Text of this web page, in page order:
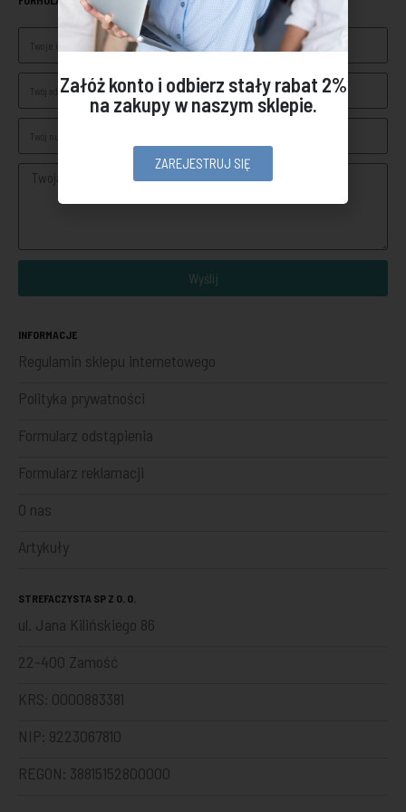
Wyślij
INFORMACJE
Regulamin sklepu internetowego
Polityka prywatności
Formularz odstąpienia
Formularz reklamacji
O nas
Artykuły
STREFACZYSTA SP Z O. O.
ul. Jana Kilińskiego 86
22-400 Zamość
KRS: 0000883381
NIP: 9223067810
REGON: 38815152800000
Załóż konto i odbierz stały rabat 2%
na zakupy w naszym sklepie.
ZAREJESTRUJ SIĘ